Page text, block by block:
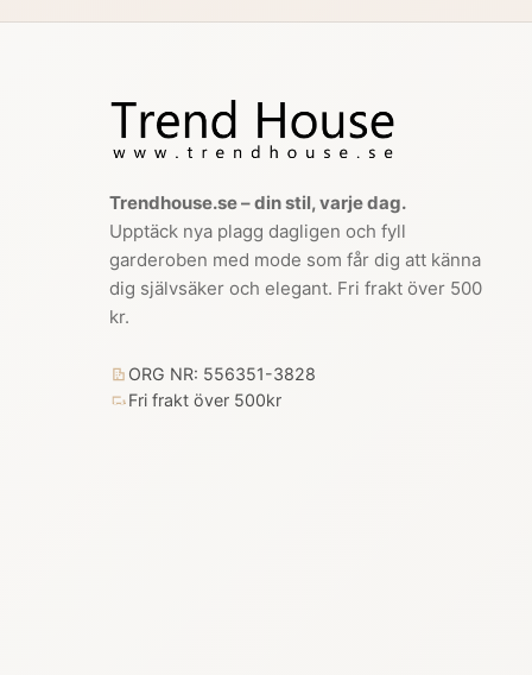
Trendhouse.se – din stil, varje dag.
Upptäck nya plagg dagligen och fyll
garderoben med mode som får dig att känna
dig självsäker och elegant. Fri frakt över 500
kr.
ORG NR: 556351-3828
Fri frakt över 500kr